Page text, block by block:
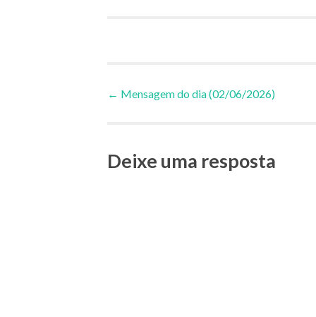
Navegação
Posts
← Mensagem do dia (02/06/2026)
Deixe uma resposta